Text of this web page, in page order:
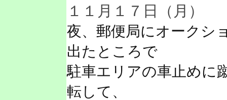
１１月１７日（月）
夜、郵便局にオークシ
出たところで
駐車エリアの車止めに
転して、